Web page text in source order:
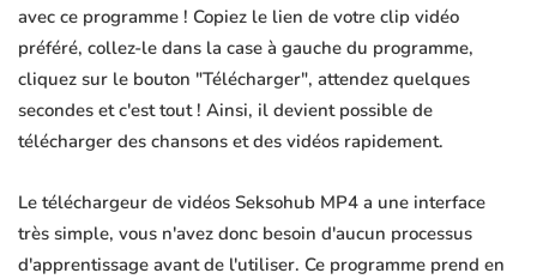
avec ce programme ! Copiez le lien de votre clip vidéo
préféré, collez-le dans la case à gauche du programme,
cliquez sur le bouton "Télécharger", attendez quelques
secondes et c'est tout ! Ainsi, il devient possible de
télécharger des chansons et des vidéos rapidement.
Le téléchargeur de vidéos Seksohub MP4 a une interface
très simple, vous n'avez donc besoin d'aucun processus
d'apprentissage avant de l'utiliser. Ce programme prend en